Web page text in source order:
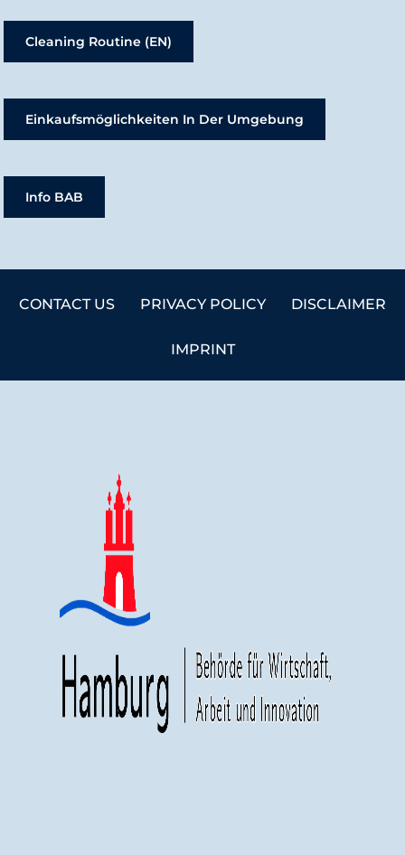
Cleaning Routine (EN)
Einkaufsmöglichkeiten In Der Umgebung
Info BAB
CONTACT US PRIVACY POLICY DISCLAIMER
IMPRINT